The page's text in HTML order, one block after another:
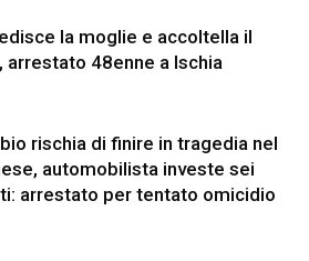
la moglie e accoltella il
arrestato 48enne a Ischia
rischia di finire in tragedia nel
automobilista investe sei
arrestato per tentato omicidio